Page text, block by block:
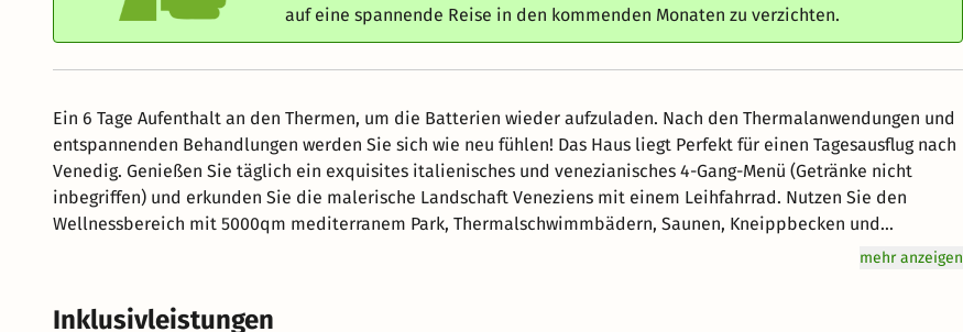
auf eine spannende Reise in den kommenden Monaten zu verzichten.
Ein 6 Tage Aufenthalt an den Thermen, um die Batterien wieder aufzuladen. Nach den Thermalanwendungen und
entspannenden Behandlungen werden Sie sich wie neu fühlen! Das Haus liegt Perfekt für einen Tagesausflug nach
Venedig. Genießen Sie täglich ein exquisites italienisches und venezianisches 4-Gang-Menü (Getränke nicht
inbegriffen) und erkunden Sie die malerische Landschaft Veneziens mit einem Leihfahrrad. Nutzen Sie den
Wellnessbereich mit 5000qm mediterranem Park, Thermalschwimmbädern, Saunen, Kneippbecken und
mehr anzeigen
Inklusivleistungen